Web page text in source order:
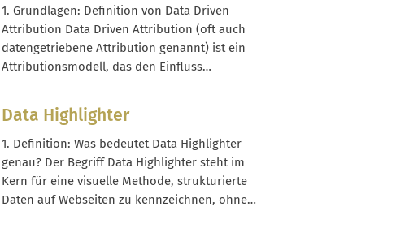
Netzwerken wie dem Tor-Netzwerk. Seiten im
Dark Web...
1. Grundlagen: Definition von Data Driven
Attribution Data Driven Attribution (oft auch
datengetriebene Attribution genannt) ist ein
Attributionsmodell, das den Einfluss
Conversion statistisch und nutzerbasiert
berechnet. Anstatt jedem Kontaktpunkt einen
vordefinierten, festen Anteil zuzuweisen,
ermittelt das Modell, wie sich die Conversion-
Wahrscheinlichkeit verändert, wenn ein
bestimmter...
Data Highlighter
1. Definition: Was bedeutet Data Highlighter
genau? Der Begriff Data Highlighter steht im
Kern für eine visuelle Methode, strukturierte
Daten auf Webseiten zu kennzeichnen, ohne